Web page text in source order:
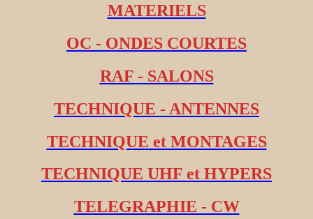
MATERIELS
OC - ONDES COURTES
RAF - SALONS
TECHNIQUE - ANTENNES
TECHNIQUE et MONTAGES
TECHNIQUE UHF et HYPERS
TELEGRAPHIE - CW